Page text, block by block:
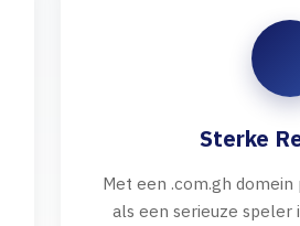
Sterke
Met een .com.gh
als een serieuze speler